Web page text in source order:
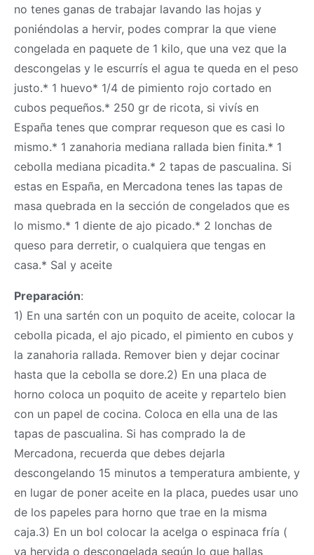
no tenes ganas de trabajar lavando las hojas y
poniéndolas a hervir, podes comprar la que viene
congelada en paquete de 1 kilo, que una vez que la
descongelas y le escurrís el agua te queda en el peso
justo.* 1 huevo* 1/4 de pimiento rojo cortado en
cubos pequeños.* 250 gr de ricota, si vivís en
España tenes que comprar requeson que es casi lo
mismo.* 1 zanahoria mediana rallada bien finita.* 1
cebolla mediana picadita.* 2 tapas de pascualina. Si
estas en España, en Mercadona tenes las tapas de
masa quebrada en la sección de congelados que es
lo mismo.* 1 diente de ajo picado.* 2 lonchas de
queso para derretir, o cualquiera que tengas en
casa.* Sal y aceite
Preparación:
1) En una sartén con un poquito de aceite, colocar la
cebolla picada, el ajo picado, el pimiento en cubos y
la zanahoria rallada. Remover bien y dejar cocinar
hasta que la cebolla se dore.2) En una placa de
horno coloca un poquito de aceite y repartelo bien
con un papel de cocina. Coloca en ella una de las
tapas de pascualina. Si has comprado la de
Mercadona, recuerda que debes dejarla
descongelando 15 minutos a temperatura ambiente, y
en lugar de poner aceite en la placa, puedes usar uno
de los papeles para horno que trae en la misma
caja.3) En un bol colocar la acelga o espinaca fría (
ya hervida o descongelada según lo que hallas